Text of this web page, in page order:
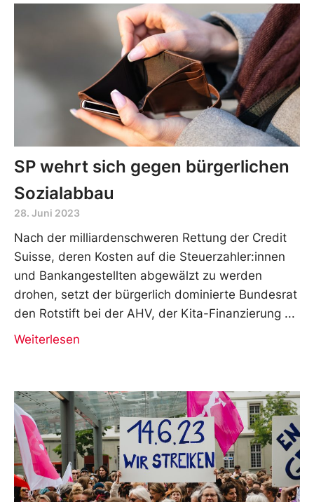
SP wehrt sich gegen bürgerlichen
Sozialabbau
28. Juni 2023
Nach der milliardenschweren Rettung der Credit
Suisse, deren Kosten auf die Steuerzahler:innen
und Bankangestellten abgewälzt zu werden
drohen, setzt der bürgerlich dominierte Bundesrat
den Rotstift bei der AHV, der Kita-Finanzierung
Weiterlesen